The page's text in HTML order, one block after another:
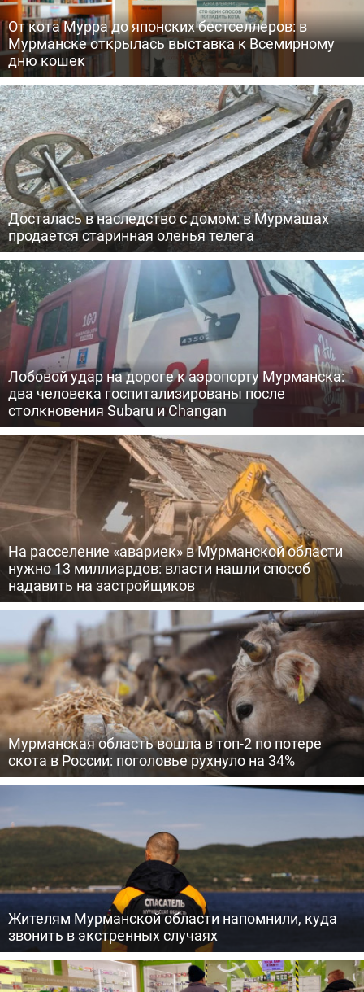
От кота Мурра до японских бестселлеров: в
Мурманске открылась выставка к Всемирному
дню кошек
Досталась в наследство с домом: в Мурмашах
продается старинная оленья телега
Лобовой удар на дороге к аэропорту Мурманска:
два человека госпитализированы после
столкновения Subaru и Changan
На расселение «авариек» в Мурманской области
нужно 13 миллиардов: власти нашли способ
надавить на застройщиков
Мурманская область вошла в топ-2 по потере
скота в России: поголовье рухнуло на 34%
Жителям Мурманской области напомнили, куда
звонить в экстренных случаях